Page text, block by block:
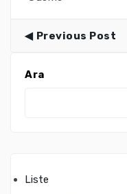
Previous Post
Ara
Liste